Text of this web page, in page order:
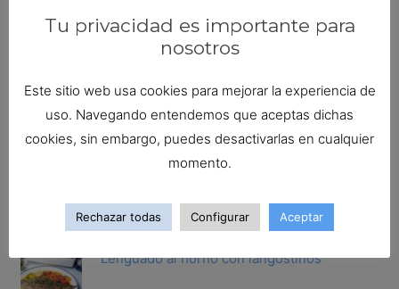
Busca tu receta ideal
Buscar:
Las recetas más populares
Lenguado al horno con langostinos
Tu privacidad es importante para
nosotros
Este sitio web usa cookies para mejorar la experiencia de
uso. Navegando entendemos que aceptas dichas
cookies, sin embargo, puedes desactivarlas en cualquier
momento.
Rechazar todas Configurar Aceptar